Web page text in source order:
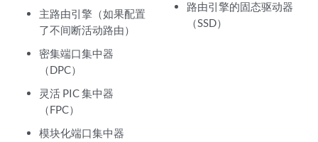
主路由引擎（如果配置
了不间断活动路由）
密集端口集中器
（DPC）
灵活 PIC 集中器
（FPC）
模块化端口集中器
路由引擎的固态驱动器
（SSD）